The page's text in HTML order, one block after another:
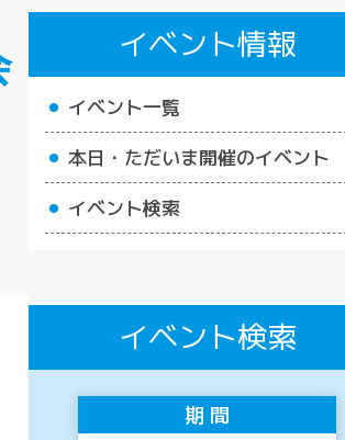
イベント情報
イベント一覧
本日・ただいま開催のイベント
イベント検索
イベント検索
期 間